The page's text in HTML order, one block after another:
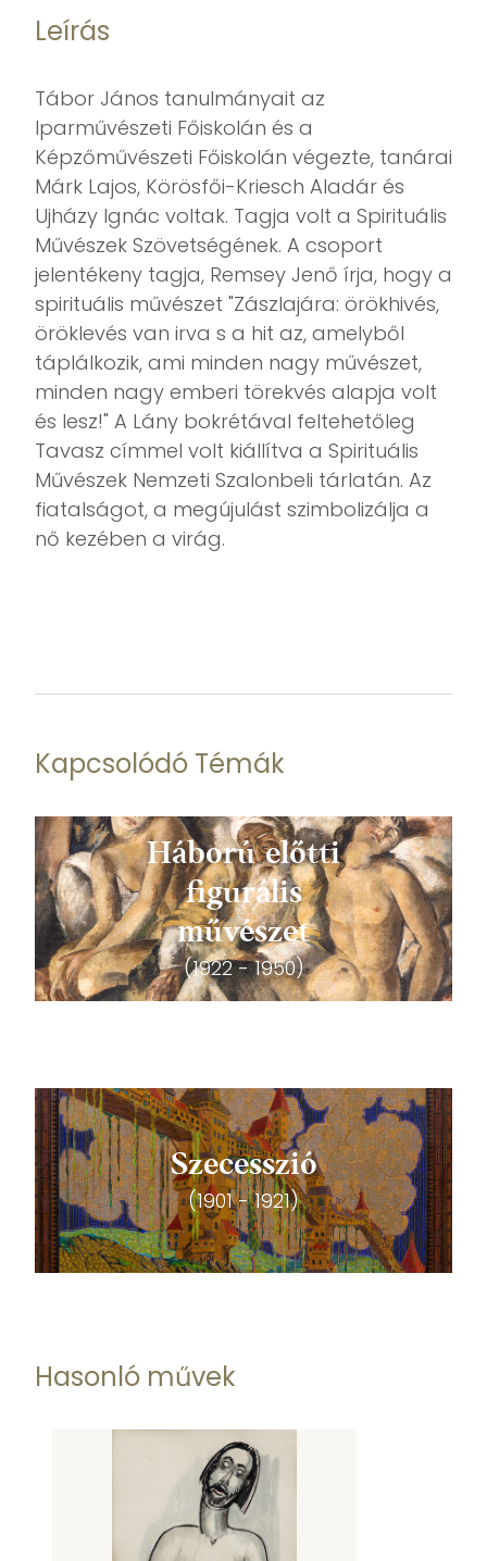
Leírás
Tábor János tanulmányait az
Iparművészeti Főiskolán és a
Képzőművészeti Főiskolán végezte, tanárai
Márk Lajos, Körösfői-Kriesch Aladár és
Ujházy Ignác voltak. Tagja volt a Spirituális
Művészek Szövetségének. A csoport
jelentékeny tagja, Remsey Jenő írja, hogy a
spirituális művészet "Zászlajára: örökhivés,
öröklevés van irva s a hit az, amelyből
táplálkozik, ami minden nagy művészet,
minden nagy emberi törekvés alapja volt
és lesz!" A Lány bokrétával feltehetőleg
Tavasz címmel volt kiállítva a Spirituális
Művészek Nemzeti Szalonbeli tárlatán. Az
fiatalságot, a megújulást szimbolizálja a
nő kezében a virág.
Kapcsolódó Témák
Háború előtti
figurális
művészet
(1922 - 1950)
Szecesszió
(1901 - 1921)
Hasonló művek